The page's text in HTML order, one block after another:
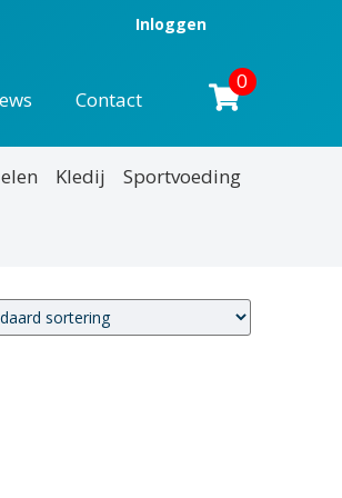
Inloggen
Contact
0
Kledij Sportvoeding